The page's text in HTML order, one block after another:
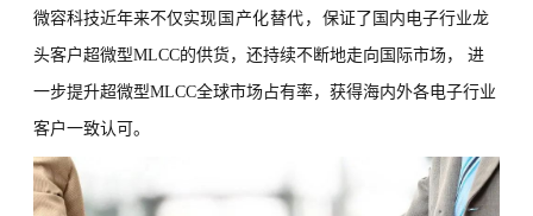
微容科技近年来不仅实现国产化替代， 保证了 国内电子行业龙
头客户超微型MLCC的供货，还持续不断地走向国际市场， 进
一步提升超微型MLCC全球市场占有率，获得海内外各电子行业
客户一致认可。